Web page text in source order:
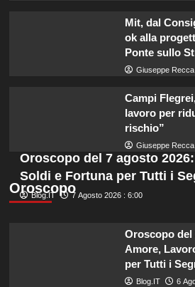
Mit, dal
ok alla
Ponte sullo
Giuseppe Recca
Campi
lavoro per
rischio”
Giuseppe Recca
Oroscopo
Oroscopo del 7 agosto
Soldi e Fortuna per Tutti i
Blog.IT 7 Agosto 2026 : 6:00
Oroscopo del
Amore,
per Tutti i
Blog.IT 6